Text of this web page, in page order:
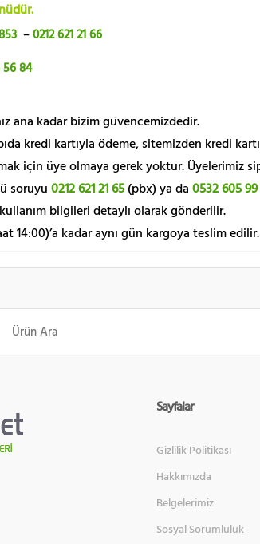
–0212 621 21 66
56 84
ana kadar bizim güvencemizdedir.
kredi kartıyla ödeme, sitemizden kredi
için üye olmaya gerek yoktur. Üyelerimiz
soruyu 0212 621 21 65 (pbx) ya da 0532 605
bilgileri detaylı olarak gönderilir.
14:00)’a kadar aynı gün kargoya teslim
Sayfalar
Gizlilik Politikası
Hakkımızda
Belgelerimiz
Sosyal Sorumluluk